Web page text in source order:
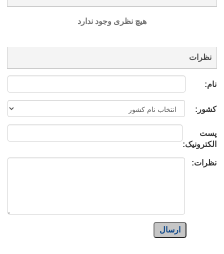
هیچ نظری وجود ندارد
نظرات
نام:
کشور:
پست
الکترونیک:
نظرات:
ارسال